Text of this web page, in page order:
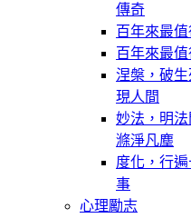
傳奇
百年來最
百年來最
涅槃，破
現人間
妙法，明
滌淨凡塵
度化，行
事
心理勵志